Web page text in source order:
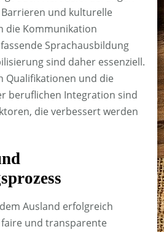
und kulturelle
die Kommunikation
Sprachausbildung
sind daher essenziell.
Qualifikationen und die
beruflichen Integration sind
die verbessert werden
Ausland erfolgreich
und transparente